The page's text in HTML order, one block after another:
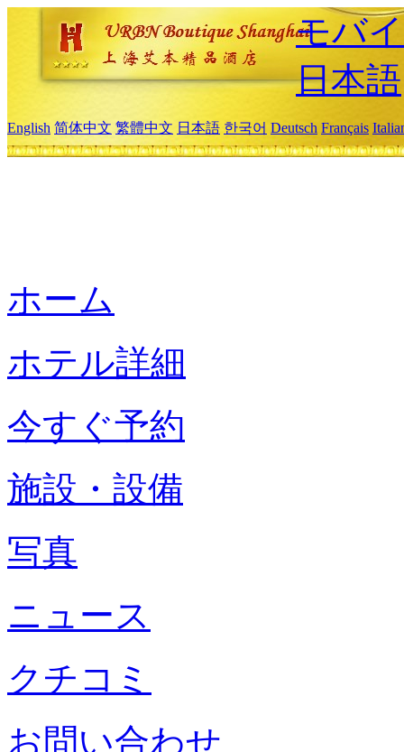
モバ
日本語
English 简体中文 繁體中文 日本語 한국어 Deutsch Français
ホーム
ホテル詳細
今すぐ予約
施設・設備
写真
ニュース
クチコミ
お問い合わせ